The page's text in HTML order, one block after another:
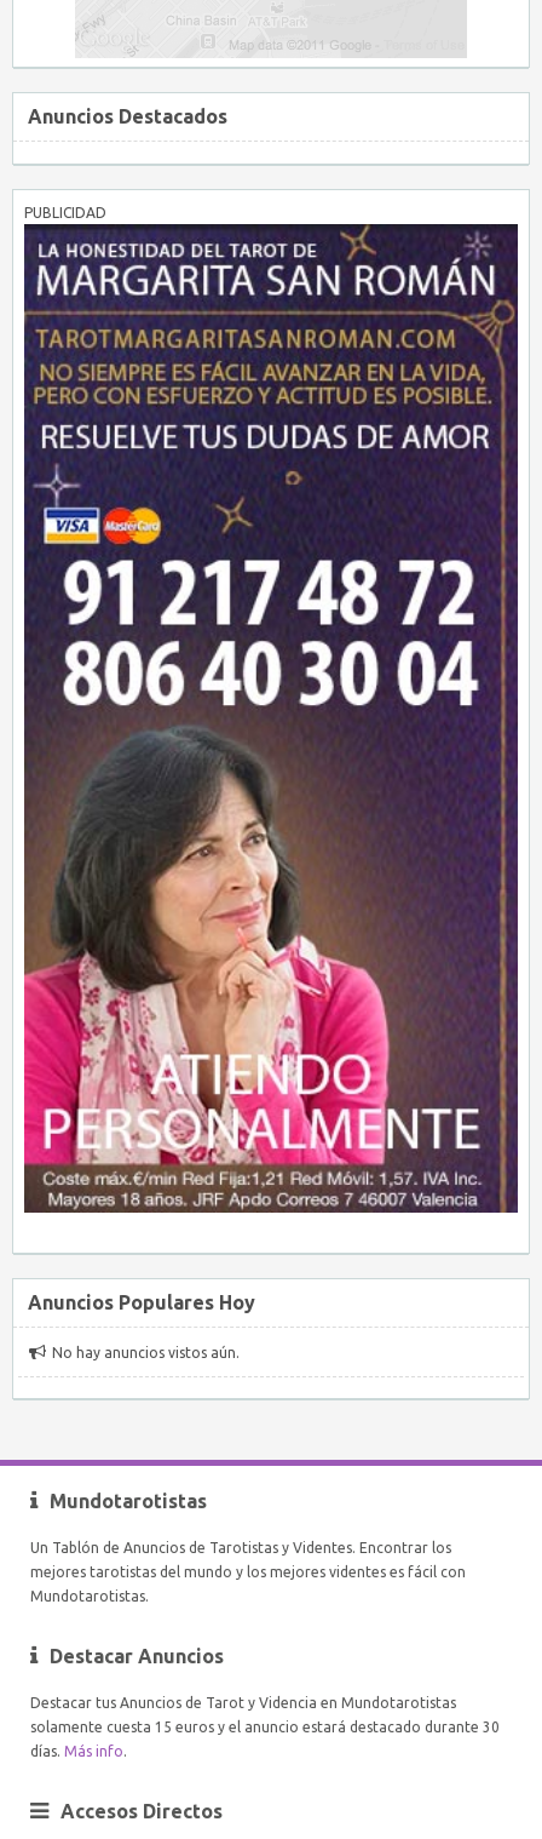
Anuncios Destacados
PUBLICIDAD
Anuncios Populares Hoy
No hay anuncios vistos aún.
Mundotarotistas
Un Tablón de Anuncios de Tarotistas y Videntes. Encontrar los
mejores tarotistas del mundo y los mejores videntes es fácil con
Mundotarotistas.
Destacar Anuncios
Destacar tus Anuncios de Tarot y Videncia en Mundotarotistas
solamente cuesta 15 euros y el anuncio estará destacado durante 30
días. Más info.
Accesos Directos